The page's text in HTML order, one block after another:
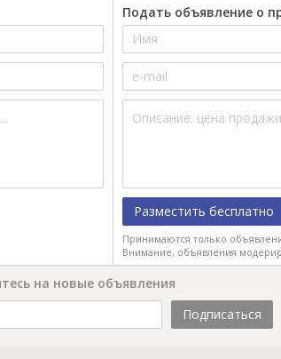
Подать объявление о
Разместить бесплатно
Принимаются только
Внимание, объявления
на новые объявления
Подписаться